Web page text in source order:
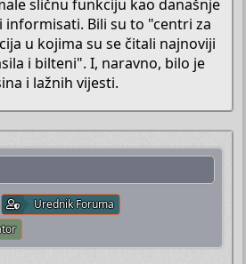
sličnu funkciju kao današnje
informisati. Bili su to "centri za
u kojima su se čitali najnoviji
i bilteni". I, naravno, bilo je
i lažnih vijesti.​
Urednik Foruma